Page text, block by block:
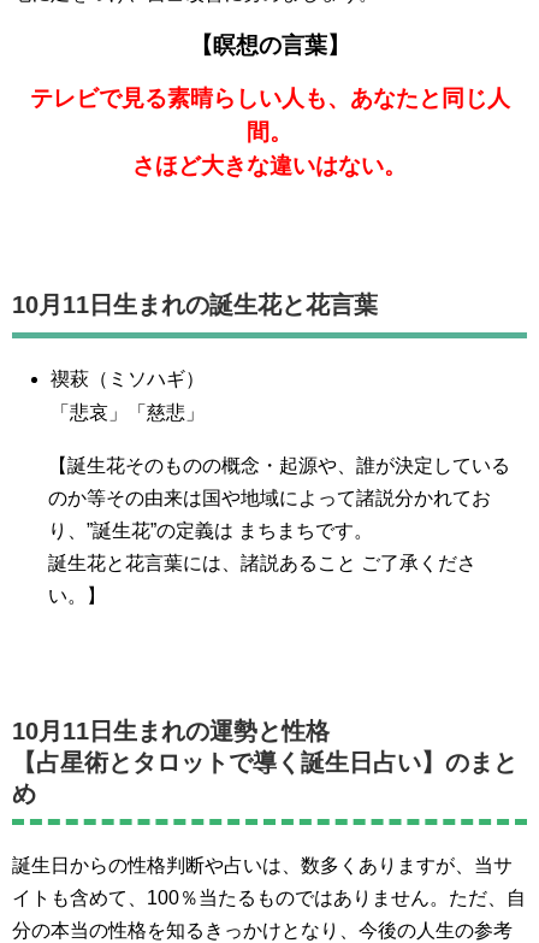
【瞑想の言葉】
テレビで見る素晴らしい人も、あなたと同じ人
間。
さほど大きな違いはない。
10月11日生まれの誕生花と花言葉
禊萩（ミソハギ）
「悲哀」「慈悲」
【誕生花そのものの概念・起源や、誰が決定している
のか等その由来は国や地域によって諸説分かれてお
り、”誕生花”の定義は まちまちです。
誕生花と花言葉には、諸説あること ご了承くださ
い。】
10月11日生まれの運勢と性格
【占星術とタロットで導く誕生日占い】のまと
め
誕生日からの性格判断や占いは、数多くありますが、当サ
イトも含めて、100％当たるものではありません。ただ、自
分の本当の性格を知るきっかけとなり、今後の人生の参考